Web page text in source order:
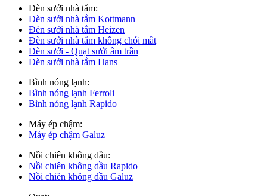
Đèn sưởi nhà tắm:
Đèn sưởi nhà tắm Kottmann
Đèn sưởi nhà tắm Heizen
Đèn sưởi nhà tắm không chói mắt
Đèn sưởi - Quạt sưởi âm trần
Đèn sưởi nhà tắm Hans
Bình nóng lạnh:
Bình nóng lạnh Ferroli
Bình nóng lạnh Rapido
Máy ép chậm:
Máy ép chậm Galuz
Nồi chiên không dầu:
Nồi chiên không dầu Rapido
Nồi chiên không dầu Galuz